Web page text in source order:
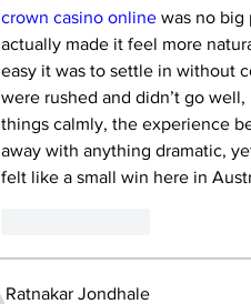
crown casino online was no big
actually made it feel more
easy it was to settle in without
were rushed and didn’t go
things calmly, the experience
away with anything dramatic,
felt like a small win here in
Ratnakar Jondhale